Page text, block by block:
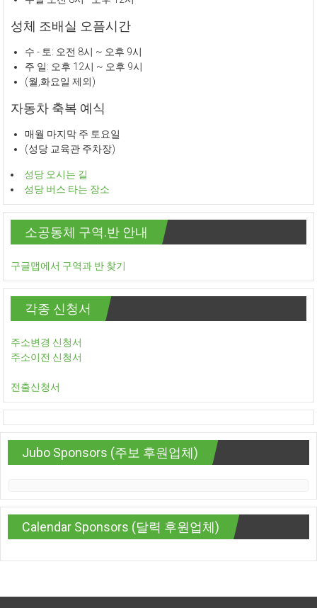
성체 조배실 오픔시간
수 - 토: 오전 8시 ~ 오후 9시
주 일: 오후 12시 ~ 오후 9시
(월,화요일 제외)
자동차 축복 예식
매월 마지막 주 토요일
(성당 교육관 주차장)
성당 오시는 길
성당 버스 타는 장소
소공동체 구역.반 안내
구글맵에서 구역과 반 찾기
각종 신청서
주소변경 신청서
주소이전 신청서
전출신청서
Jubo Sponsors (주보 후원업체)
Calendar Sponsors (달력 후원업체)